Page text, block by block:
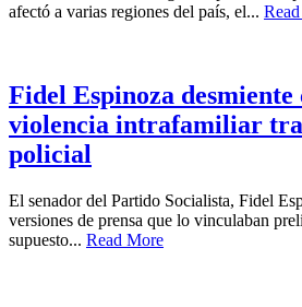
afectó a varias regiones del país, el...
Fidel Espinoza desmiente
violencia intrafamiliar
policial
El senador del Partido Socialista, Fidel
versiones de prensa que lo vinculaban
supuesto... Read More